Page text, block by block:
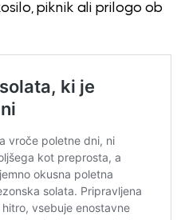
piknik ali prilogo ob